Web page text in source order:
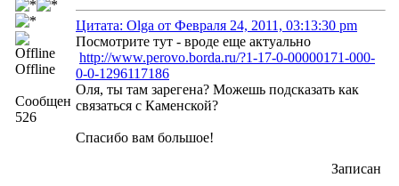
Offline
Сообщений:
526
Цитата: Olga от Февраля 24, 2011, 03:13:30 pm
Посмотрите тут - вроде еще актуально
http://www.perovo.borda.ru/?1-17-0-00000171-000-
0-0-1296117186
Оля, ты там зарегена? Можешь подсказать как
связаться с Каменской?
Спасибо вам большое!
Записан